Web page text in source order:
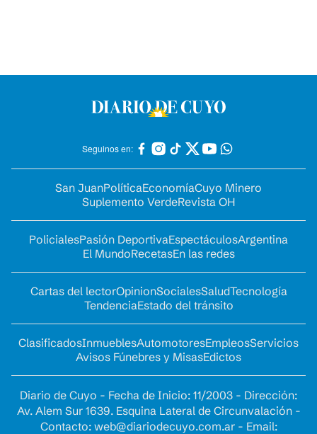
Seguinos en:
San JuanPolíticaEconomíaCuyo Minero
Suplemento VerdeRevista OH
PolicialesPasión DeportivaEspectáculosArgentina
El MundoRecetasEn las redes
Cartas del lectorOpinionSocialesSaludTecnología
TendenciaEstado del tránsito
ClasificadosInmueblesAutomotoresEmpleosServicios
Avisos Fúnebres y MisasEdictos
Diario de Cuyo - Fecha de Inicio: 11/2003 - Dirección:
Av. Alem Sur 1639. Esquina Lateral de Circunvalación -
Contacto: web@diariodecuyo.com.ar- Email: